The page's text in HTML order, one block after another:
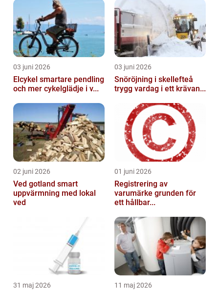
03 juni 2026
Elcykel smartare pendling
och mer cykelglädje i v...
03 juni 2026
Snöröjning i skellefteå
trygg vardag i ett krävan...
02 juni 2026
Ved gotland smart
uppvärmning med lokal
ved
01 juni 2026
Registrering av
varumärke grunden för
ett hållbar...
31 maj 2026 11 maj 2026